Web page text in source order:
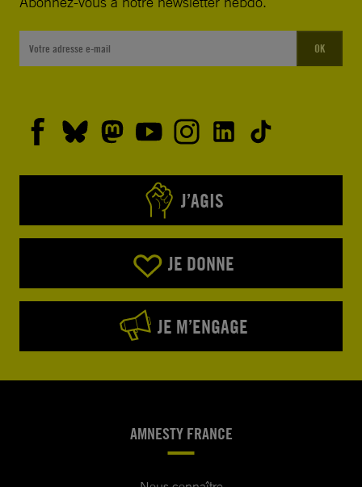
OK
J’AGIS
JE DONNE
JE M’ENGAGE
AMNESTY FRANCE